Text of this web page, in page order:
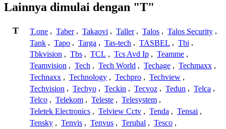
Lainnya dimulai dengan "T"
T T.one , Taber , Takaovi , Taller , Talos , Talos Security ,
Tank , Tapo , Targa , Tas-tech , TASBEL , Tbi ,
Tbkvision , Tbs , TCL , Tcs Avd Ip , Teamme ,
Teamvision , Tech , Tech World , Techage , Techmaxx ,
Technaxx , Technology , Techpro , Techview ,
Techvision , Techyo , Teckin , Tecvoz , Tedun , Telca ,
Telco , Telekom , Teleste , Telesystem ,
Teletek Electronics , Telview Cctv , Tenda , Tensai ,
Tensky , Tenvis , Tenvus , Teruhal , Tesco ,